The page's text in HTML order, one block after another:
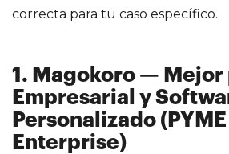
correcta para tu caso específico.
1. Magokoro — Mejor
Empresarial y
Personalizado (PYME
Enterprise)